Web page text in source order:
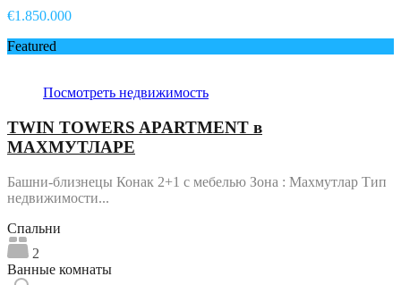
€1.850.000
Featured
Посмотреть недвижимость
TWIN TOWERS APARTMENT в
МАХМУТЛАРЕ
Башни-близнецы Конак 2+1 с мебелью Зона : Махмутлар Тип
недвижимости...
Спальни
2
Ванные комнаты